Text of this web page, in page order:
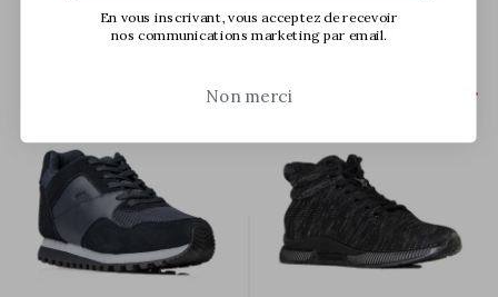
 
En vous inscrivant, vous acceptez de recevoir
nos communications marketing par email.
Non merci